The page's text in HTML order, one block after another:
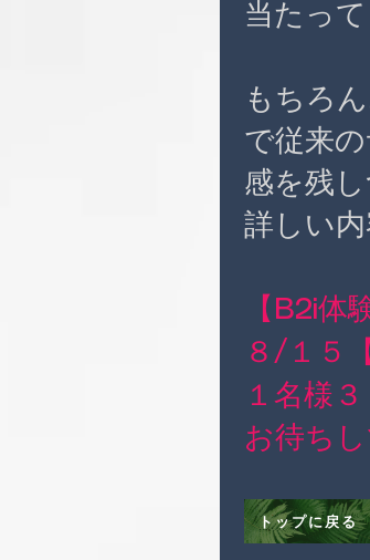
当たっ
もちろ
で従来
感を残
詳しい
【B2i体
​８ /１５
１名様
お待ち
トップに戻る